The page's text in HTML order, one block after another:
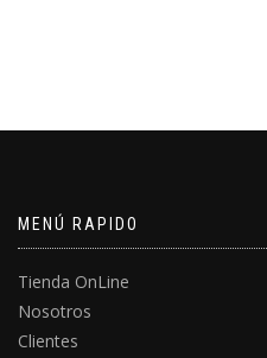
MENÚ RAPIDO
Tienda OnLine
Nosotros
Clientes